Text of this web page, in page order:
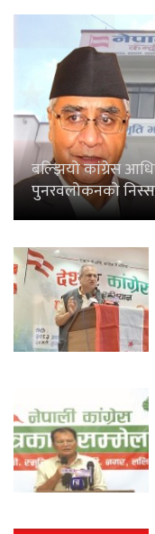
बल्झियो कांग्रेस
पुनरवलोकनको